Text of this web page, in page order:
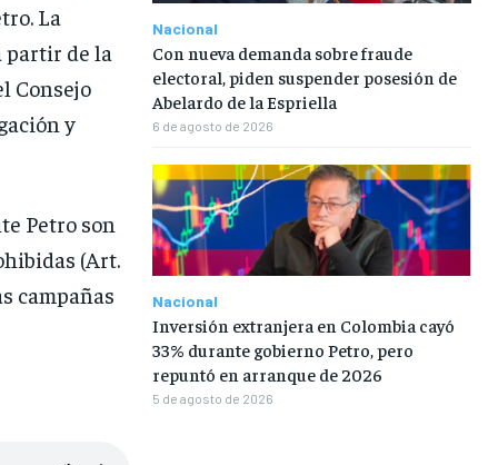
La
partir de la
Consejo
y
Petro son
(Art.
campañas
Nacional
Con nueva demanda sobre fraude
electoral, piden suspender posesión de
Abelardo de la Espriella
6 de agosto de 2026
Nacional
Inversión extranjera en Colombia cayó
33% durante gobierno Petro, pero
repuntó en arranque de 2026
5 de agosto de 2026